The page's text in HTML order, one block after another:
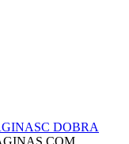
C DOBRA
COM